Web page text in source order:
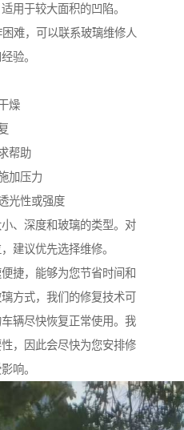
用于较大面积的凹陷。
难，可以联系玻璃维修人
验。
燥
帮助
加压力
光性或强度
、深度和玻璃的类型。对
建议优先选择维修。
捷，能够为您节省时间和
方式，我们的修复技术可
辆尽快恢复正常使用。我
，因此会尽快为您安排修
响。